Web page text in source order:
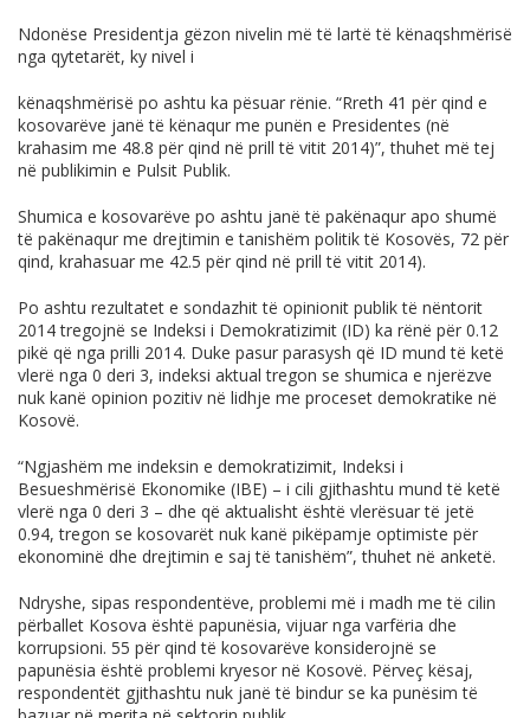
Ndonëse Presidentja gëzon nivelin më të lartë të kënaqshmërisë
nga qytetarët, ky nivel i
kënaqshmërisë po ashtu ka pësuar rënie. “Rreth 41 për qind e
kosovarëve janë të kënaqur me punën e Presidentes (në
krahasim me 48.8 për qind në prill të vitit 2014)”, thuhet më tej
në publikimin e Pulsit Publik.
Shumica e kosovarëve po ashtu janë të pakënaqur apo shumë
të pakënaqur me drejtimin e tanishëm politik të Kosovës, 72 për
qind, krahasuar me 42.5 për qind në prill të vitit 2014).
Po ashtu rezultatet e sondazhit të opinionit publik të nëntorit
2014 tregojnë se Indeksi i Demokratizimit (ID) ka rënë për 0.12
pikë që nga prilli 2014. Duke pasur parasysh që ID mund të ketë
vlerë nga 0 deri 3, indeksi aktual tregon se shumica e njerëzve
nuk kanë opinion pozitiv në lidhje me proceset demokratike në
Kosovë.
“Ngjashëm me indeksin e demokratizimit, Indeksi i
Besueshmërisë Ekonomike (IBE) – i cili gjithashtu mund të ketë
vlerë nga 0 deri 3 – dhe që aktualisht është vlerësuar të jetë
0.94, tregon se kosovarët nuk kanë pikëpamje optimiste për
ekonominë dhe drejtimin e saj të tanishëm”, thuhet në anketë.
Ndryshe, sipas respondentëve, problemi më i madh me të cilin
përballet Kosova është papunësia, vijuar nga varfëria dhe
korrupsioni. 55 për qind të kosovarëve konsiderojnë se
papunësia është problemi kryesor në Kosovë. Përveç kësaj,
respondentët gjithashtu nuk janë të bindur se ka punësim të